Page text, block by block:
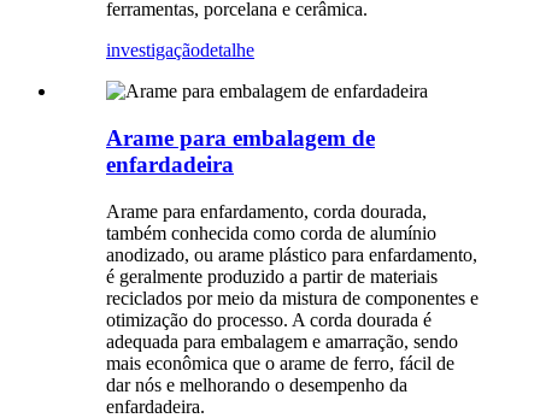
ferramentas, porcelana e cerâmica.
investigaçãodetalhe
Arame para embalagem de
enfardadeira
Arame para enfardamento, corda dourada,
também conhecida como corda de alumínio
anodizado, ou arame plástico para enfardamento,
é geralmente produzido a partir de materiais
reciclados por meio da mistura de componentes e
otimização do processo. A corda dourada é
adequada para embalagem e amarração, sendo
mais econômica que o arame de ferro, fácil de
dar nós e melhorando o desempenho da
enfardadeira.